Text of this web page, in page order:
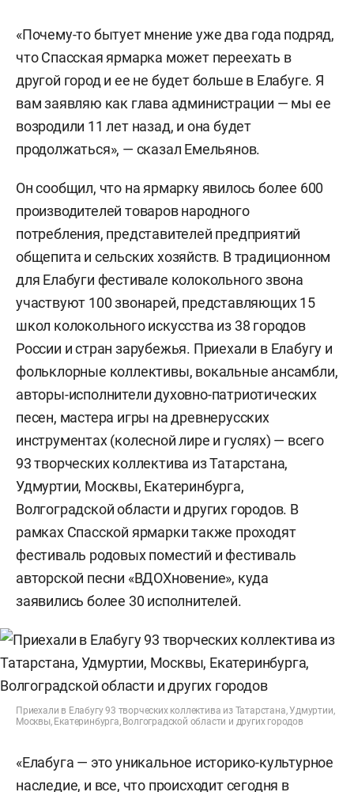
«Почему-то бытует мнение уже два года подряд,
что Спасская ярмарка может переехать в
другой город и ее не будет больше в Елабуге. Я
вам заявляю как глава администрации — мы ее
возродили 11 лет назад, и она будет
продолжаться», — сказал Емельянов.
Он сообщил, что на ярмарку явилось более 600
производителей товаров народного
потребления, представителей предприятий
общепита и сельских хозяйств. В традиционном
для Елабуги фестивале колокольного звона
участвуют 100 звонарей, представляющих 15
школ колокольного искусства из 38 городов
России и стран зарубежья. Приехали в Елабугу и
фольклорные коллективы, вокальные ансамбли,
авторы-исполнители духовно-патриотических
песен, мастера игры на древнерусских
инструментах (колесной лире и гуслях) — всего
93 творческих коллектива из Татарстана,
Удмуртии, Москвы, Екатеринбурга,
Волгоградской области и других городов. В
рамках Спасской ярмарки также проходят
фестиваль родовых поместий и фестиваль
авторской песни «ВДОХновение», куда
заявились более 30 исполнителей.
Приехали в Елабугу 93 творческих коллектива из Татарстана, Удмуртии,
Москвы, Екатеринбурга, Волгоградской области и других городов
«Елабуга — это уникальное историко-культурное
наследие, и все, что происходит сегодня в